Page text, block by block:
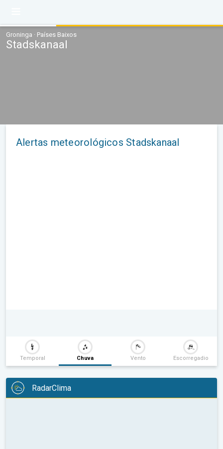
Groninga · Países Baixos
Stadskanaal
Alertas meteorológicos Stadskanaal
Temporal Chuva Vento Escorregadio
RadarClima